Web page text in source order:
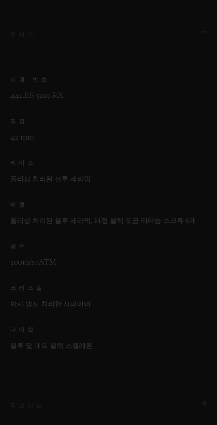
시계 번호
441.ES.5119.RX
직경
42 mm
케이스
폴리싱 처리된 블루 세라믹
베젤
폴리싱 처리된 블루 세라믹, H형 블랙 도금 티타늄 스크류 6개
방수
100m/10ATM
크리스탈
반사 방지 처리한 사파이어
다이얼
블루 및 매트 블랙 스켈레톤